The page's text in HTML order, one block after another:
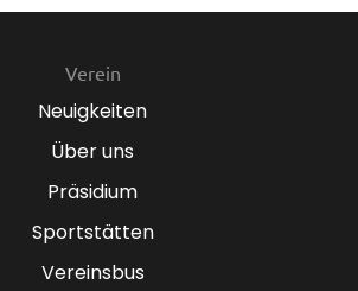
Verein
Neuigkeiten
Über uns
Präsidium
Sportstätten
Vereinsbus